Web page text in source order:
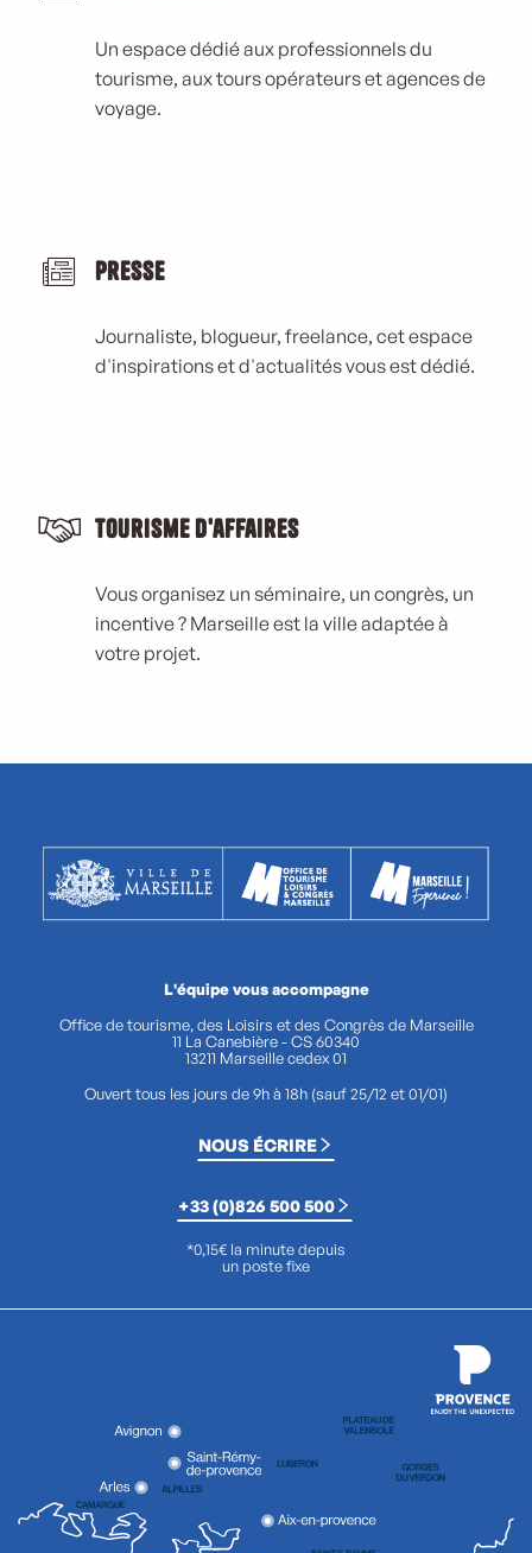
Un espace dédié aux professionnels du
tourisme, aux tours opérateurs et agences de
voyage.
Presse
Journaliste, blogueur, freelance, cet espace
d'inspirations et d'actualités vous est dédié.
Tourisme d'affaires
Vous organisez un séminaire, un congrès, un
incentive ? Marseille est la ville adaptée à
votre projet.
L'équipe vous accompagne
Office de tourisme, des Loisirs et des Congrès de Marseille
11 La Canebière - CS 60340
13211 Marseille cedex 01
Ouvert tous les jours de 9h à 18h (sauf 25/12 et 01/01)
NOUS ÉCRIRE
+33 (0)826 500 500
*0,15€ la minute depuis
un poste fixe